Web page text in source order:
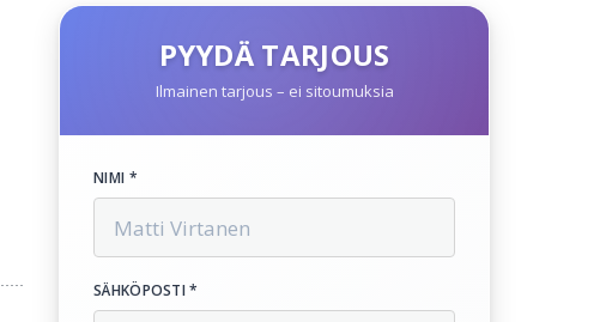
PYYDÄ TARJOUS
Ilmainen tarjous – ei sitoumuksia
NIMI *
SÄHKÖPOSTI *